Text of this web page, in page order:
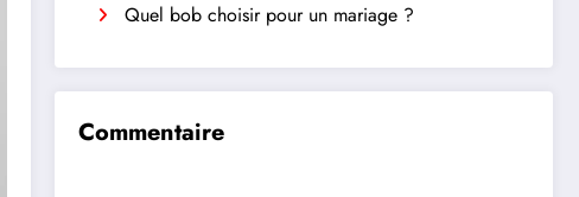
Quel bob choisir pour un mariage ?
Commentaire